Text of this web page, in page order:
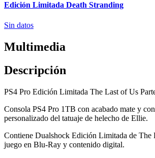
Edición Limitada Death Stranding
Sin datos
Multimedia
Descripción
PS4 Pro Edición Limitada The Last of Us
Consola PS4 Pro 1TB con acabado mate y
personalizado del tatuaje de helecho de Ellie.
Contiene Dualshock Edición Limitada de The
juego en Blu-Ray y contenido digital.